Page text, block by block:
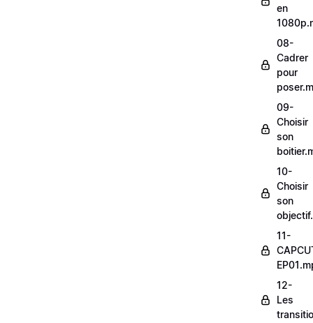
en
08-
Cadrer
pour
09-
Choisir
son
10-
Choisir
son
11-
12-
Les